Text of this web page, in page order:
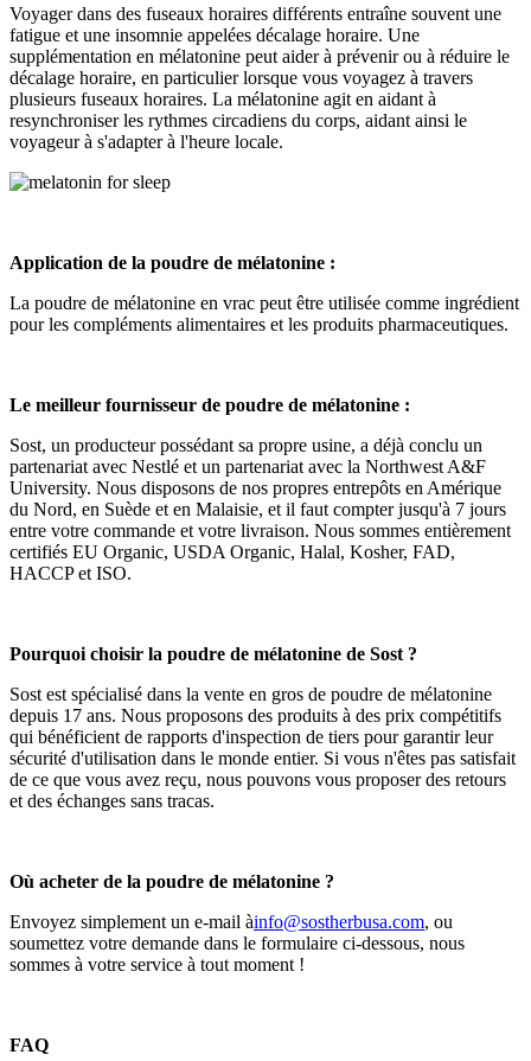
Voyager dans des fuseaux horaires différents entraîne souvent une
fatigue et une insomnie appelées décalage horaire. Une
supplémentation en mélatonine peut aider à prévenir ou à réduire le
décalage horaire, en particulier lorsque vous voyagez à travers
plusieurs fuseaux horaires. La mélatonine agit en aidant à
resynchroniser les rythmes circadiens du corps, aidant ainsi le
voyageur à s'adapter à l'heure locale.
Application de la poudre de mélatonine :
La poudre de mélatonine en vrac peut être utilisée comme ingrédient
pour les compléments alimentaires et les produits pharmaceutiques.
Le meilleur fournisseur de poudre de mélatonine :
Sost, un producteur possédant sa propre usine, a déjà conclu un
partenariat avec Nestlé et un partenariat avec la Northwest A&F
University. Nous disposons de nos propres entrepôts en Amérique
du Nord, en Suède et en Malaisie, et il faut compter jusqu'à 7 jours
entre votre commande et votre livraison. Nous sommes entièrement
certifiés EU Organic, USDA Organic, Halal, Kosher, FAD,
HACCP et ISO.
Pourquoi choisir la poudre de mélatonine de Sost ?
Sost est spécialisé dans la vente en gros de poudre de mélatonine
depuis 17 ans. Nous proposons des produits à des prix compétitifs
qui bénéficient de rapports d'inspection de tiers pour garantir leur
sécurité d'utilisation dans le monde entier. Si vous n'êtes pas satisfait
de ce que vous avez reçu, nous pouvons vous proposer des retours
et des échanges sans tracas.
Où acheter de la poudre de mélatonine ?
Envoyez simplement un e-mail àinfo@sostherbusa.com, ou
soumettez votre demande dans le formulaire ci-dessous, nous
sommes à votre service à tout moment !
FAQ